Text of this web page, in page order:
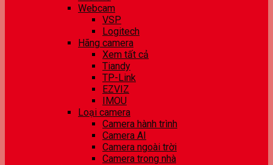
Webcam
VSP
Logitech
Hãng camera
Xem tất cả
Tiandy
TP-Link
EZVIZ
IMOU
Loại camera
Camera hành trình
Camera AI
Camera ngoài trời
Camera trong nhà